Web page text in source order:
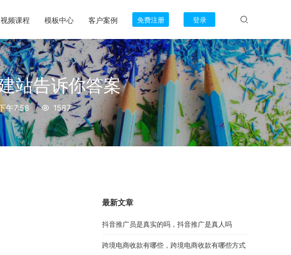
视频课程 模板中心 客户案例 免费注册 登录
站告诉你答案
午7:58 1587
最新文章
抖音推广员是真实的吗，抖音推广是真人吗
跨境电商收款有哪些，跨境电商收款有哪些方式